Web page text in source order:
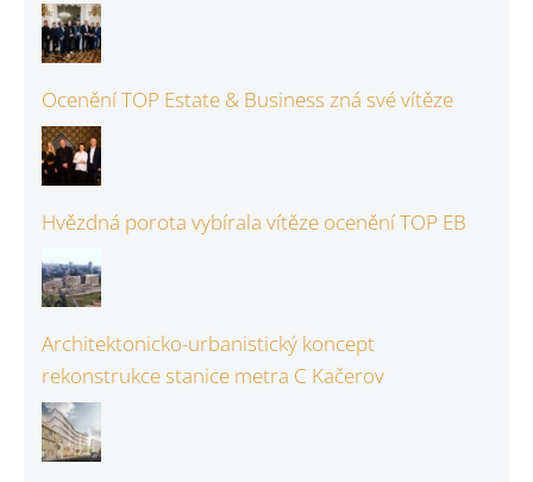
Ocenění TOP Estate & Business zná své vítěze
Hvězdná porota vybírala vítěze ocenění TOP EB
Architektonicko-urbanistický koncept
rekonstrukce stanice metra C Kačerov